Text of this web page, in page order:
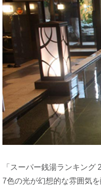
「スーパー銭湯ランキン
7色の光が幻想的な雰囲気